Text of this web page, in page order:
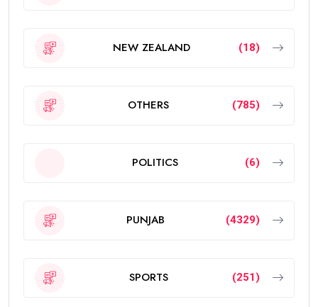
NEW ZEALAND (18)
OTHERS (785)
POLITICS (6)
PUNJAB (4329)
SPORTS (251)